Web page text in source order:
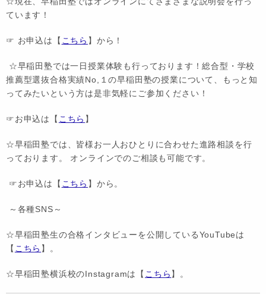
ています！
☞ お申込は【 こちら 】から！
☆早稲田塾では一日授業体験も行っております！総合型・学校
推薦型選抜合格実績No,１の早稲田塾の授業について、もっと知
ってみたいという方は是非気軽にご参加ください！
☞お申込は【 こちら 】
☆早稲田塾では、皆様お一人おひとりに合わせた進路相談を行
っております。 オンラインでのご相談も可能です。
☞お申込は【 こちら 】から。
～各種SNS～
☆早稲田塾生の合格インタビューを公開しているYouTubeは
【 こちら 】。
☆早稲田塾横浜校のInstagramは【 こちら 】。